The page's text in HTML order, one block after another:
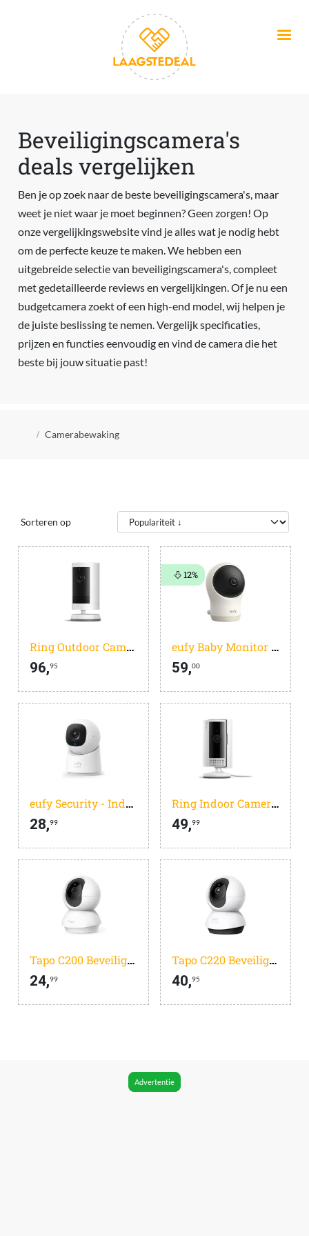
Beveiligingscamera's
deals vergelijken
Ben je op zoek naar de beste beveiligingscamera's, maar
weet je niet waar je moet beginnen? Geen zorgen! Op
onze vergelijkingswebsite vind je alles wat je nodig hebt
om de perfecte keuze te maken. We hebben een
uitgebreide selectie van beveiligingscamera's, compleet
met gedetailleerde reviews en vergelijkingen. Of je nu een
budgetcamera zoekt of een high-end model, wij helpen je
de juiste beslissing te nemen. Vergelijk specificaties,
prijzen en functies eenvoudig en vind de camera die het
beste bij jouw situatie past!
Kruimelpad
Camerabewaking
Sorteren op
Ring Outdoor Camera Plus - batterij - wit- buitencamera - 2k
96,95
eufy Baby Monitor C10 Add-On Camera - 2K HD Resolutie - 4* Zoom - 351deg Panoramisch en 60deg Kanteling - Nachtzicht, Beweging / Huilen / Geluid / Temperatuursveranderingen, 2-Weg Communicatie, VOX, Witte Ruis
59,00
12%
eufy Security - Indoor Cam C220 - beveiligingscamera met 2K resolutie en 360deg PTZ
28,99
Ring Indoor Camera (2nd Gen) - Wit - Beveiligingscamera - Binnenshuis camera
49,99
Tapo C200 Beveiligingscamera binnen - 1080P- Full HD- Pan/Tilt
24,99
Tapo C220 Beveiligingscamera binnen - 2K 4MP QHD - Pan Tilt
40,95
Advertentie